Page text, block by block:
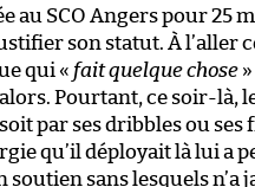
au SCO Angers pour 25
son statut. À l’aller
qui « fait quelque chose
Pourtant, ce soir-
par ses dribbles ou ses
qu’il déployait là lui a
sans lesquels n’a